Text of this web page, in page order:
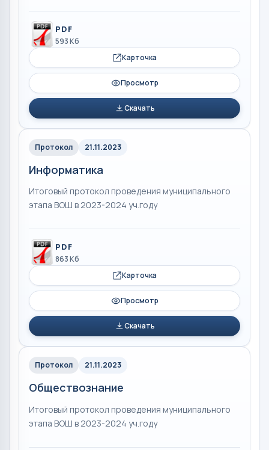
PDF
593 Кб
Карточка
Просмотр
Скачать
Протокол 21.11.2023
Информатика
Итоговый протокол проведения муниципального
этапа ВОШ в 2023-2024 уч.году
PDF
863 Кб
Карточка
Просмотр
Скачать
Протокол 21.11.2023
Обществознание
Итоговый протокол проведения муниципального
этапа ВОШ в 2023-2024 уч.году